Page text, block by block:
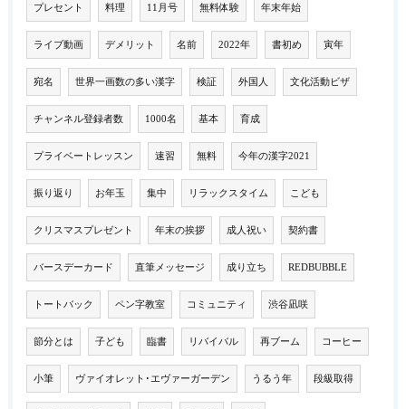
プレセント 料理 11月号 無料体験 年末年始
ライブ動画 デメリット 名前 2022年 書初め 寅年
宛名 世界一画数の多い漢字 検証 外国人 文化活動ビザ
チャンネル登録者数 1000名 基本 育成
プライベートレッスン 速習 無料 今年の漢字2021
振り返り お年玉 集中 リラックスタイム こども
クリスマスプレゼント 年末の挨拶 成人祝い 契約書
バースデーカード 直筆メッセージ 成り立ち REDBUBBLE
トートバック ペン字教室 コミュニティ 渋谷凪咲
節分とは 子ども 臨書 リバイバル 再ブーム コーヒー
小筆 ヴァイオレット･エヴァーガーデン うるう年 段級取得